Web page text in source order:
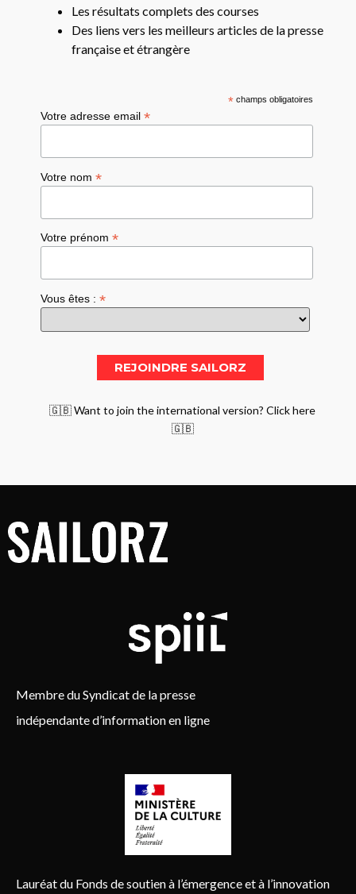
Les résultats complets des courses
Des liens vers les meilleurs articles de la presse
française et étrangère
*champs obligatoires
Votre adresse email*
Votre nom*
Votre prénom*
Vous êtes :*
🇬🇧 Want to join the international version? Click here
🇬🇧
Membre du Syndicat de la presse
indépendante d’information en ligne
Lauréat du Fonds de soutien à l’émergence et à l’innovation